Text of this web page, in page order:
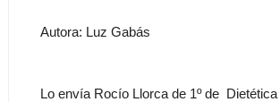
Autora: Luz Gabás
Lo envía Rocío Llorca de 1º de Dietética